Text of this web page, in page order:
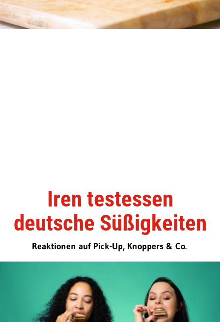
Iren testessen
deutsche Süßigkeiten
Reaktionen auf Pick-Up, Knoppers & Co.